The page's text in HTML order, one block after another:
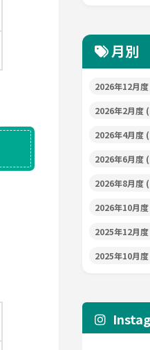
月別
2026年12月度
2026年2月度
2026年4月度
2026年6月度
2026年8月度
2026年10月度
2025年12月度
2025年10月度